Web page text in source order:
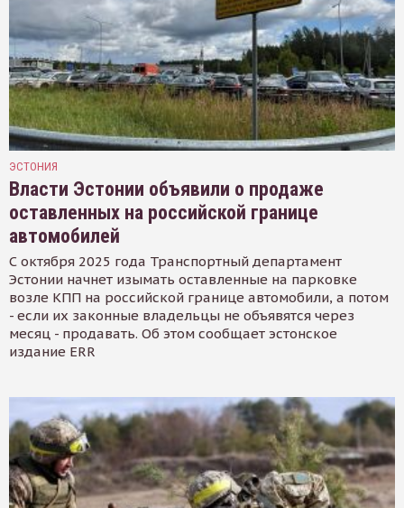
ЭСТОНИЯ
Власти Эстонии объявили о продаже
оставленных на российской границе
автомобилей
С октября 2025 года Транспортный департамент
Эстонии начнет изымать оставленные на парковке
возле КПП на российской границе автомобили, а потом
- если их законные владельцы не объявятся через
месяц - продавать. Об этом сообщает эстонское
издание ERR